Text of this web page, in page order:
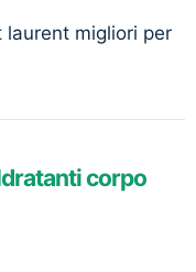
laurent migliori per
corpo